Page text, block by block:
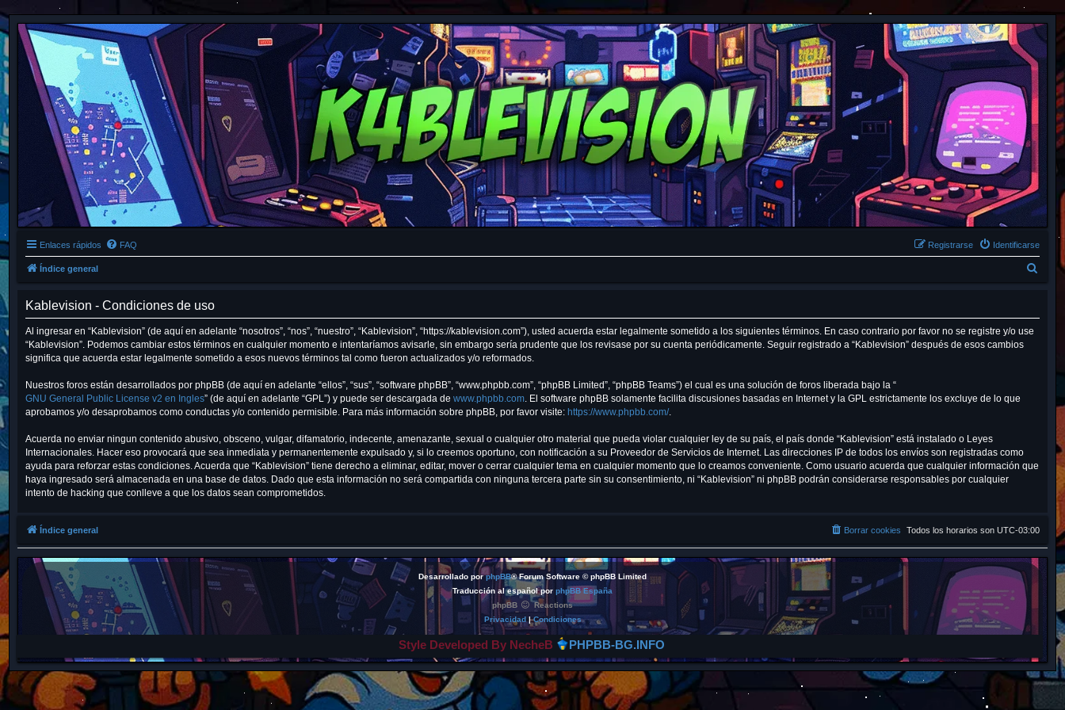
Enlaces rápidos FAQ Identificarse
Registrarse
Índice general
Kablevision - Condiciones de uso
Al ingresar en “Kablevision” (de aquí en adelante “nosotros”, “nos”, “nuestro”, “Kablevision”, “https://kablevision.com”), usted acuerda estar legalmente sometido a los siguientes términos. En caso contrario por favor no se registre y/o use
“Kablevision”. Podemos cambiar estos términos en cualquier momento e intentaríamos avisarle, sin embargo sería prudente que los revisase por su cuenta periódicamente. Seguir registrado a “Kablevision” después de esos cambios
significa que acuerda estar legalmente sometido a esos nuevos términos tal como fueron actualizados y/o reformados.
Nuestros foros están desarrollados por phpBB (de aquí en adelante “ellos”, “sus”, “software phpBB”, “www.phpbb.com”, “phpBB Limited”, “phpBB Teams”) el cual es una solución de foros liberada bajo la “
GNU General Public License v2 en Ingles” (de aquí en adelante “GPL”) y puede ser descargada de www.phpbb.com. El software phpBB solamente facilita discusiones basadas en Internet y la GPL estrictamente los excluye de lo que
aprobamos y/o desaprobamos como conductas y/o contenido permisible. Para más información sobre phpBB, por favor visite: https://www.phpbb.com/.
Acuerda no enviar ningun contenido abusivo, obsceno, vulgar, difamatorio, indecente, amenazante, sexual o cualquier otro material que pueda violar cualquier ley de su país, el país donde “Kablevision” está instalado o Leyes
Internacionales. Hacer eso provocará que sea inmediata y permanentemente expulsado y, si lo creemos oportuno, con notificación a su Proveedor de Servicios de Internet. Las direcciones IP de todos los envíos son registradas como
ayuda para reforzar estas condiciones. Acuerda que “Kablevision” tiene derecho a eliminar, editar, mover o cerrar cualquier tema en cualquier momento que lo creamos conveniente. Como usuario acuerda que cualquier información que
haya ingresado será almacenada en una base de datos. Dado que esta información no será compartida con ninguna tercera parte sin su consentimiento, ni “Kablevision” ni phpBB podrán considerarse responsables por cualquier
intento de hacking que conlleve a que los datos sean comprometidos.
Índice general Todos los horarios son UTC-03:00
Borrar cookies
Desarrollado porphpBB® Forum Software © phpBB Limited
Traducción al español por phpBB España
phpBB
Reactions
Privacidad|Condiciones
Style Developed By NecheB PHPBB-BG.INFO